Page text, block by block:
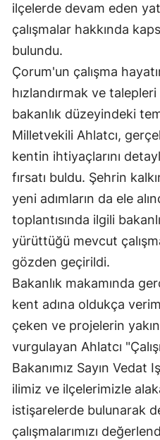
ilçelerde devam eden
çalışmalar hakkında
bulundu.
Çorum'un çalışma
hızlandırmak ve
bakanlık düzeyindeki
Milletvekili Ahlatcı,
kentin ihtiyaçlarını
fırsatı buldu. Şehrin
yeni adımların da ele
toplantısında ilgili
yürüttüğü mevcut
gözden geçirildi.
Bakanlık makamında
kent adına oldukça
çeken ve projelerin
vurgulayan Ahlatcı
Bakanımız Sayın Vedat
ilimiz ve ilçelerimizle
istişarelerde bulunarak
çalışmalarımızı